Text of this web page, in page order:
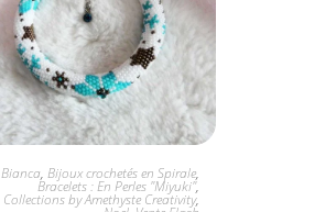
JE L'ADOPTE
Bianca, Bijoux crochetés en Spirale,
Bracelets : En Perles "Miyuki",
Collections by Amethyste Creativity,